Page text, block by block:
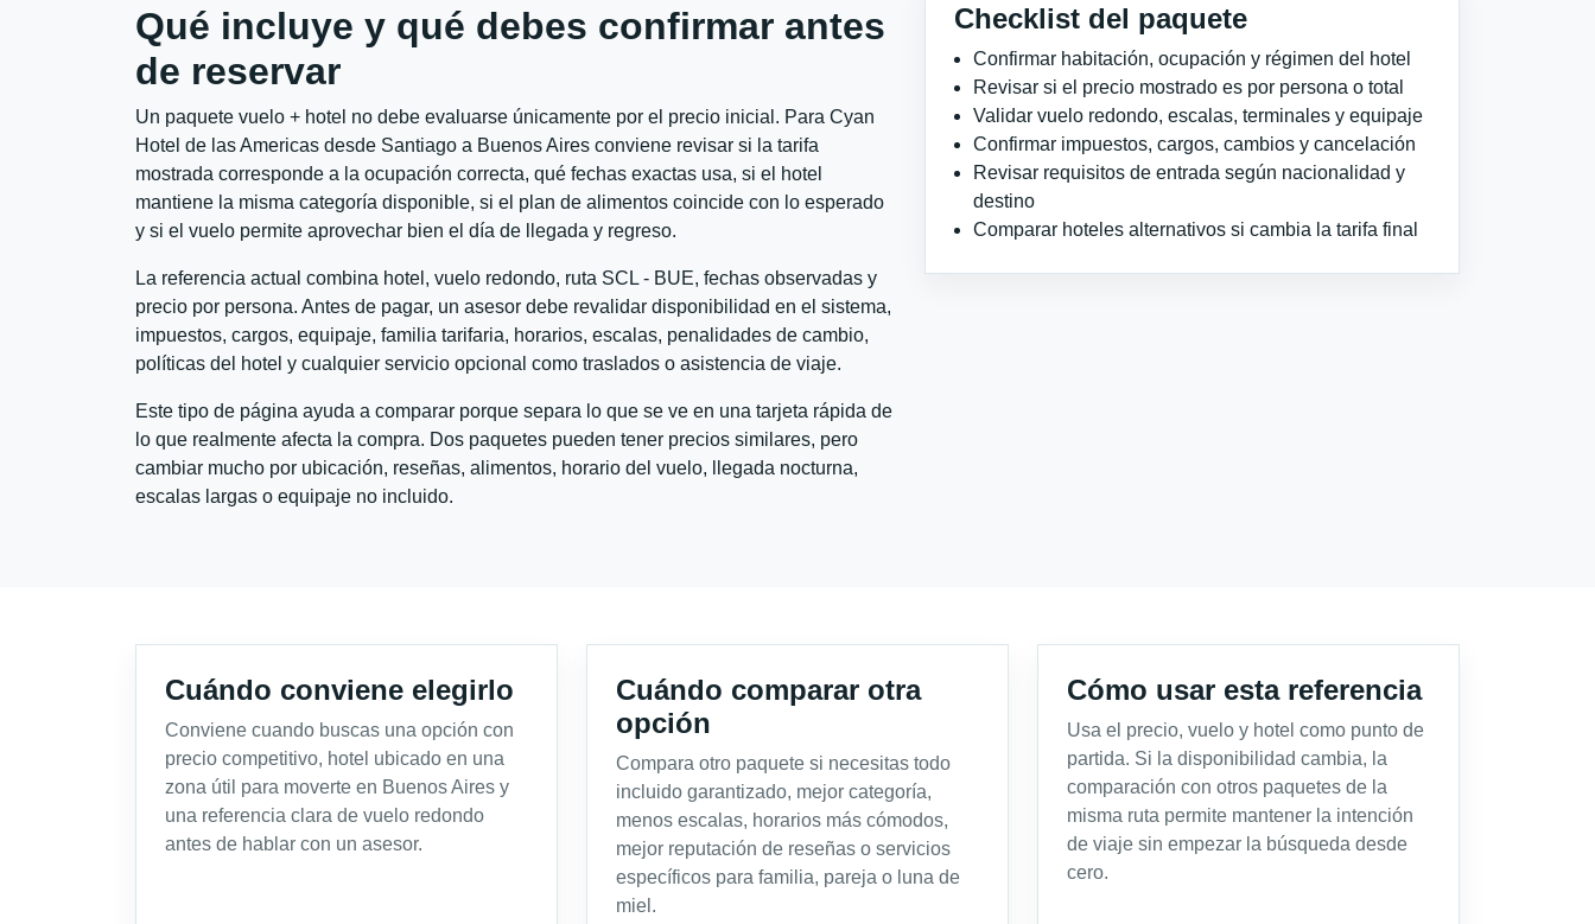
Qué incluye y qué debes confirmar antes
de reservar
Un paquete vuelo + hotel no debe evaluarse únicamente por el precio inicial. Para Cyan
Hotel de las Americas desde Santiago a Buenos Aires conviene revisar si la tarifa
mostrada corresponde a la ocupación correcta, qué fechas exactas usa, si el hotel
mantiene la misma categoría disponible, si el plan de alimentos coincide con lo esperado
y si el vuelo permite aprovechar bien el día de llegada y regreso.
La referencia actual combina hotel, vuelo redondo, ruta SCL - BUE, fechas observadas y
precio por persona. Antes de pagar, un asesor debe revalidar disponibilidad en el sistema,
impuestos, cargos, equipaje, familia tarifaria, horarios, escalas, penalidades de cambio,
políticas del hotel y cualquier servicio opcional como traslados o asistencia de viaje.
Este tipo de página ayuda a comparar porque separa lo que se ve en una tarjeta rápida de
lo que realmente afecta la compra. Dos paquetes pueden tener precios similares, pero
cambiar mucho por ubicación, reseñas, alimentos, horario del vuelo, llegada nocturna,
escalas largas o equipaje no incluido.
Checklist del paquete
Confirmar habitación, ocupación y régimen del hotel
Revisar si el precio mostrado es por persona o total
Validar vuelo redondo, escalas, terminales y equipaje
Confirmar impuestos, cargos, cambios y cancelación
Revisar requisitos de entrada según nacionalidad y
destino
Comparar hoteles alternativos si cambia la tarifa final
Cuándo conviene elegirlo
Conviene cuando buscas una opción con
precio competitivo, hotel ubicado en una
zona útil para moverte en Buenos Aires y
una referencia clara de vuelo redondo
antes de hablar con un asesor.
Cuándo comparar otra
opción
Compara otro paquete si necesitas todo
incluido garantizado, mejor categoría,
menos escalas, horarios más cómodos,
mejor reputación de reseñas o servicios
específicos para familia, pareja o luna de
miel.
Cómo usar esta referencia
Usa el precio, vuelo y hotel como punto de
partida. Si la disponibilidad cambia, la
comparación con otros paquetes de la
misma ruta permite mantener la intención
de viaje sin empezar la búsqueda desde
cero.